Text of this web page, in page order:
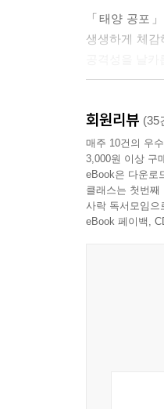
“그거 내 거라
어스름한 노
분노가 치솟았
“야!”
층계참에 엎
거꾸로 뒤집힌
--- p.75, 「탈
능을 막았다.
자신이 아무
그녀는 훈련
「태양 공포
생생하게 체
부조리한 사회
성폭력과 강
건물로 향한
발견되면서
못하고 무력
회원리뷰 (35
매주 10건의 우
3,000원 이상 구
eBook은 다운로
클래스는 첫번
사락 독서모임으
eBook 페이백,